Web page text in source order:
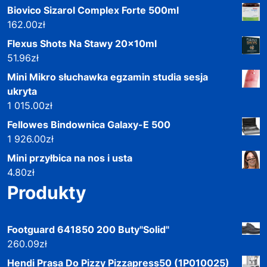
Biovico Sizarol Complex Forte 500ml
162.00zł
Flexus Shots Na Stawy 20x10ml
51.96zł
Mini Mikro słuchawka egzamin studia sesja
ukryta
1 015.00zł
Fellowes Bindownica Galaxy-E 500
1 926.00zł
Mini przyłbica na nos i usta
4.80zł
Produkty
Footguard 641850 200 Buty"Solid"
260.09zł
Hendi Prasa Do Pizzy Pizzapress50 (1P010025)